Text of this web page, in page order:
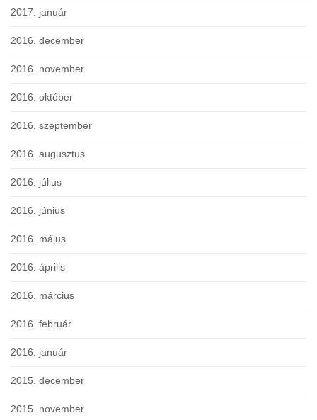
2017. január
2016. december
2016. november
2016. október
2016. szeptember
2016. augusztus
2016. július
2016. június
2016. május
2016. április
2016. március
2016. február
2016. január
2015. december
2015. november